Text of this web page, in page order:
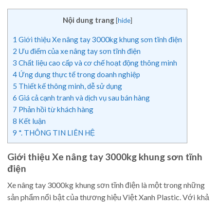
Nội dung trang [hide]
1 Giới thiệu Xe nâng tay 3000kg khung sơn tĩnh điện
2 Ưu điểm của xe nâng tay sơn tĩnh điện
3 Chất liệu cao cấp và cơ chế hoạt động thông minh
4 Ứng dụng thực tế trong doanh nghiệp
5 Thiết kế thông minh, dễ sử dụng
6 Giá cả cạnh tranh và dịch vụ sau bán hàng
7 Phản hồi từ khách hàng
8 Kết luận
9 *. THÔNG TIN LIÊN HỆ
Giới thiệu Xe nâng tay 3000kg khung sơn tĩnh
điện
Xe nâng tay 3000kg khung sơn tĩnh điện là một trong những
sản phẩm nổi bật của thương hiệu Việt Xanh Plastic. Với khả